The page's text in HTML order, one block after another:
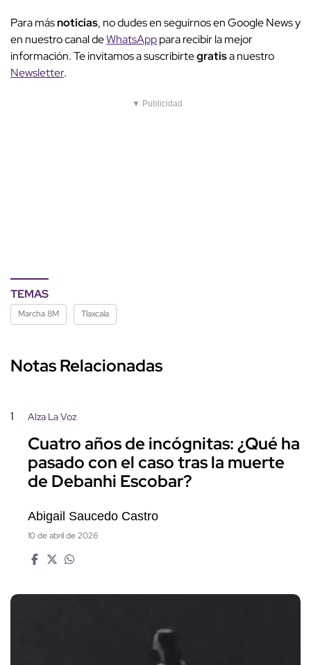
Para másnoticias, no dudes en seguirnos en Google News y
en nuestro canal deWhatsApppara recibir la mejor
información. Te invitamos a suscribirtegratisa nuestro
Newsletter.
▼ Publicidad
TEMAS
Marcha 8M Tlaxcala
Notas Relacionadas
1 Alza La Voz
Cuatro años de incógnitas: ¿Qué ha
pasado con el caso tras la muerte
de Debanhi Escobar?
Abigail Saucedo Castro
10 de abril de 2026